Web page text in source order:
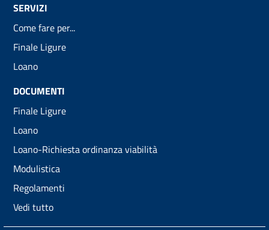
SERVIZI
Come fare per...
Finale Ligure
Loano
DOCUMENTI
Finale Ligure
Loano
Loano-Richiesta ordinanza viabilità
Modulistica
Regolamenti
Vedi tutto